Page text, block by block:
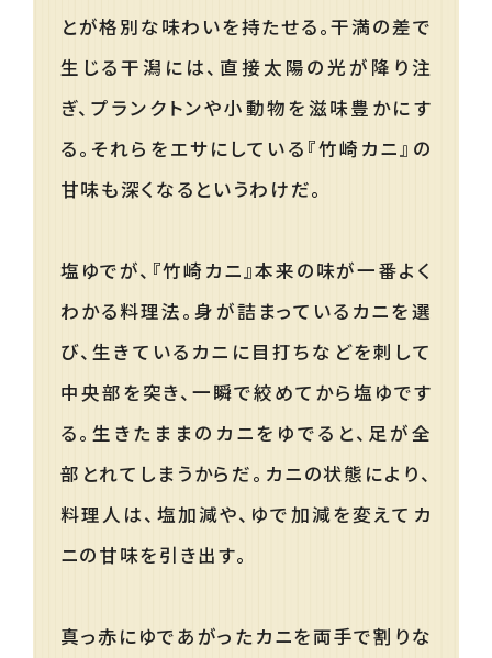
とが格別な味わいを持たせる。干満の差で
生じる干潟には、直接太陽の光が降り注
ぎ、プランクトンや小動物を滋味豊かにす
る。それらをエサにしている『竹崎カニ』の
甘味も深くなるというわけだ。
塩ゆでが、『竹崎カニ』本来の味が一番よく
わかる料理法。身が詰まっているカニを選
び、生きているカニに目打ちなどを刺して
中央部を突き、一瞬で絞めてから塩ゆです
る。生きたままのカニをゆでると、足が全
部とれてしまうからだ。カニの状態により、
料理人は、塩加減や、ゆで加減を変えてカ
ニの甘味を引き出す。
真っ赤にゆであがったカニを両手で割りな